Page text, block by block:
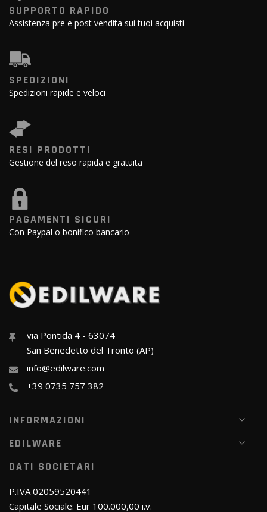
SUPPORTO RAPIDO
Assistenza pre e post vendita sui tuoi acquisti
SPEDIZIONI
Spedizioni rapide e veloci
RESI PRODOTTI
Gestione del reso rapida e gratuita
PAGAMENTI SICURI
Con Paypal o bonifico bancario
via Pontida 4 - 63074
San Benedetto del Tronto (AP)
info@edilware.com
+39 0735 757 382
INFORMAZIONI
EDILWARE
DATI SOCIETARI
P.IVA 02059520441
Capitale Sociale: Eur 100.000,00 i.v.